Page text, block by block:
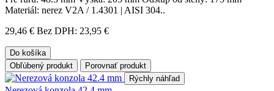
Materiál: nerez V2A / 1.4301 | AISI 304..
29,46 € Bez DPH: 23,95 €
Do košíka
Obľúbený produkt
Porovnať produkt
Rýchly náhľad